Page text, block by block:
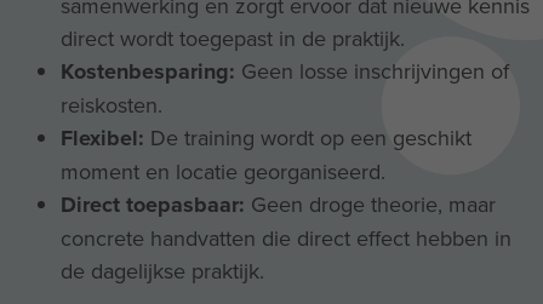
direct wordt toegepast in de praktijk.
Kostenbesparing: Geen losse inschrijvingen of
reiskosten.
Flexibel: De training wordt op een geschikt
moment en locatie georganiseerd.
Direct toepasbaar: Geen droge theorie, maar
concrete handvatten die direct effect hebben in
de dagelijkse praktijk.